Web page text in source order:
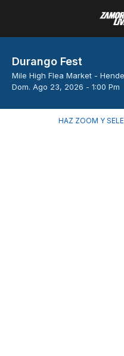
Durango Fest
Mile High Flea Market -
Dom. Ago 23, 2026 - 1:00 Pm
HAZ ZOOM Y